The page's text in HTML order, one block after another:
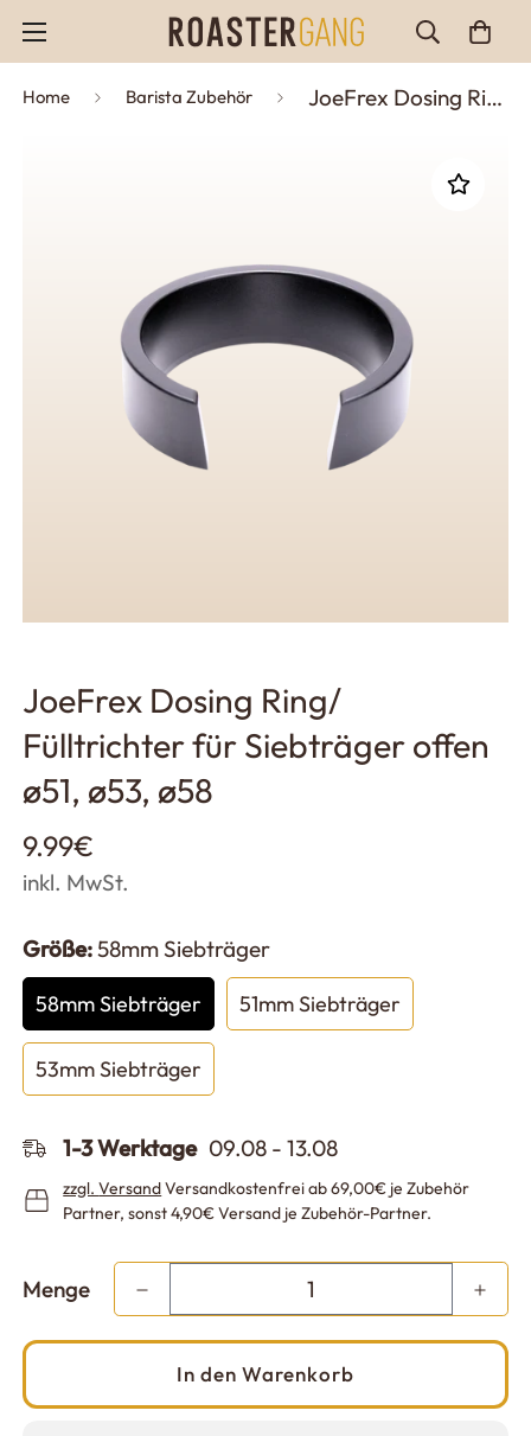
Home Barista Zubehör JoeFrex Dosing Ring/ Fülltrichter für Siebträger offen ø51, ø53, ø58
JoeFrex Dosing Ring/
Fülltrichter für Siebträger offen
ø51, ø53, ø58
Regulärer
Preis
9.99€
inkl. MwSt.
Größe:58mm Siebträger
58mm Siebträger 51mm Siebträger
53mm Siebträger
1-3 Werktage 09.08 - 13.08
zzgl.VersandVersandkostenfrei ab 69,00€ je Zubehör
Partner, sonst 4,90€ Versand je Zubehör-Partner.
Menge
In den Warenkorb